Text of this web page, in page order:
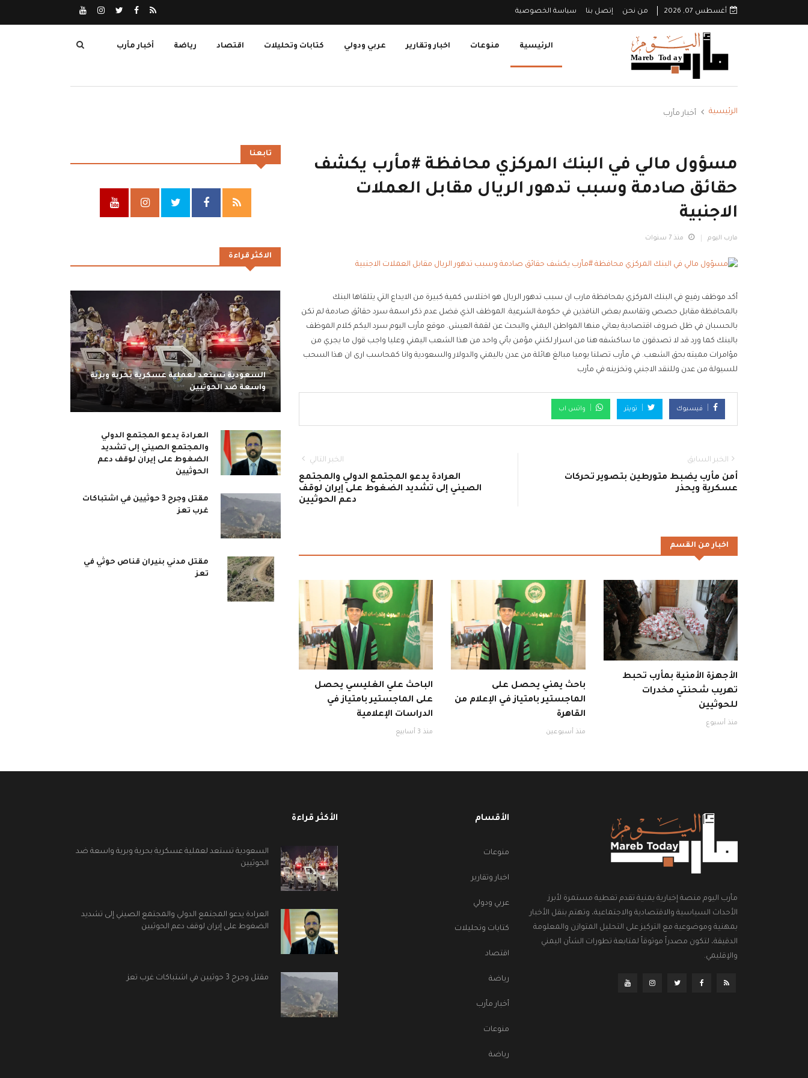
أغسطس 07, 2026 من نحن إتصل بنا سياسة الخصوصية
الرئيسية منوعات اخبار وتقارير عربي ودولي كتابات وتحليلات اقتصاد رياضة أخبار مأرب
الرئيسية أخبار مأرب
مسؤول مالي في البنك المركزي محافظة #مأرب يكشف
حقائق صادمة وسبب تدهور الريال مقابل العملات
الاجنبية
مارب اليوم منذ 7 سنوات
أكد موظف رفيع في البنك المركزي بمحافظة مارب ان سبب تدهور الريال هو اختلاس كمية كبيرة من الايداع التي يتلقاها البنك
بالمحافظة مقابل حصص وتقاسم بعض النافذين في حكومة الشرعية. الموظف الذي فضل عدم ذكر اسمة سرد حقائق صادمة لم تكن
بالحسبان في ظل ضروف اقتصادية يعاني منها المواطن اليمني والبحث عن لقمة العيش. موقع مأرب اليوم سرد اليكم كلام الموظف
بالبنك كما ورد قد لا تصدقون ما ساكشفه هنا من اسرار لكنني مؤمن بأني واحد من هذا الشعب اليمني وعليا واجب قول ما يجري من
مؤامرات مميته بحق الشعب. في مأرب تصلنا يوميا مبالغ هائلة من عدن باليمني والدولار والسعودية وانا كمحاسب ارى ان هذا السحب
للسيولة من عدن وللنقد الاجنبي وتخزينه في مأرب
فيسبوك تويتر واتس اب
الخبر السابق
أمن مأرب يضبط متورطين بتصوير تحركات
عسكرية ويحذر
الخبر التالي
العرادة يدعو المجتمع الدولي والمجتمع
الصيني إلى تشديد الضغوط على إيران لوقف
دعم الحوثيين
اخبار من القسم
الأجهزة الأمنية بمأرب تحبط
تهريب شحنتي مخدرات
للحوثيين
منذ أسبوع
باحث يمني يحصل على
الماجستير بامتياز في الإعلام من
القاهرة
منذ أسبوعين
الباحث علي الغليسي يحصل
على الماجستير بامتياز في
الدراسات الإعلامية
منذ 3 أسابيع
تابعنا
الاكثر قراءة
السعودية تستعد لعملية عسكرية بحرية وبرية
واسعة ضد الحوثيين
العرادة يدعو المجتمع الدولي
والمجتمع الصيني إلى تشديد
الضغوط على إيران لوقف دعم
الحوثيين
مقتل وجرح 3 حوثيين في اشتباكات
غرب تعز
مقتل مدني بنيران قناص حوثي في
تعز
مأرب اليوم منصة إخبارية يمنية تقدم تغطية مستمرة لأبرز
الأحداث السياسية والاقتصادية والاجتماعية، وتهتم بنقل الأخبار
بمهنية وموضوعية مع التركيز على التحليل المتوازن والمعلومة
الدقيقة، لتكون مصدراً موثوقاً لمتابعة تطورات الشأن اليمني
والإقليمي.
الأقسام
منوعات
اخبار وتقارير
عربي ودولي
كتابات وتحليلات
اقتصاد
رياضة
أخبار مأرب
منوعات
رياضة
الأكثر قراءة
السعودية تستعد لعملية عسكرية بحرية وبرية واسعة ضد
الحوثيين
العرادة يدعو المجتمع الدولي والمجتمع الصيني إلى تشديد
الضغوط على إيران لوقف دعم الحوثيين
مقتل وجرح 3 حوثيين في اشتباكات غرب تعز